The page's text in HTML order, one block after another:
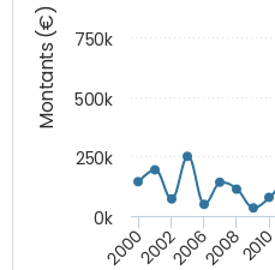
Montants (€)
20002002200620082010
0k
250k
500k
750k